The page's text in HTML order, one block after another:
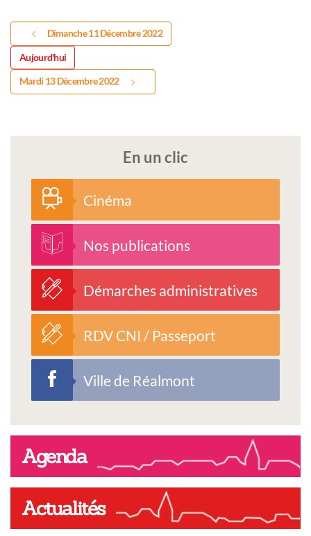
Dimanche 11 Décembre 2022
Aujourd'hui
Mardi 13 Décembre 2022
En un clic
Cinéma
Nos publications
Démarches administratives
RDV CNI / Passeport
Ville de Réalmont
Agenda
Actualités